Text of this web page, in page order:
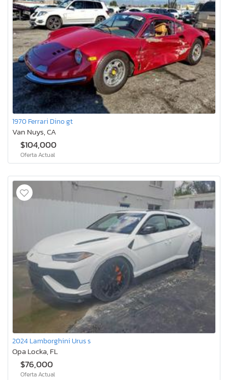
1970 Ferrari Dino gt
Van Nuys, CA
$104,000
Oferta Actual
2024 Lamborghini Urus s
Opa Locka, FL
$76,000
Oferta Actual